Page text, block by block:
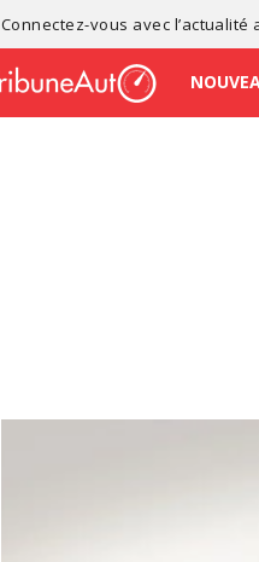
Connectez-vous avec l’actualité